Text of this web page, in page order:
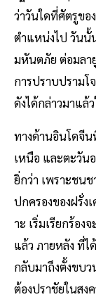
ว่าวันใดที่ศัตรูข
ตำแหน่งไป วันนั้
มหันตภัย ต่อมลา
การปราบปราม
ดังได้กล่าวมาแล้
ทางด้านอินโดจี
เหนือ และตะวัน
ยิ่กว่า เพราะชน
ปกครองของฝรั่ง
าะ เริ่มเรียกร้อ
แล้ว ภายหลัง ที่
กลับมาถึงตั้งขบว
ต้องปราชัยในสง